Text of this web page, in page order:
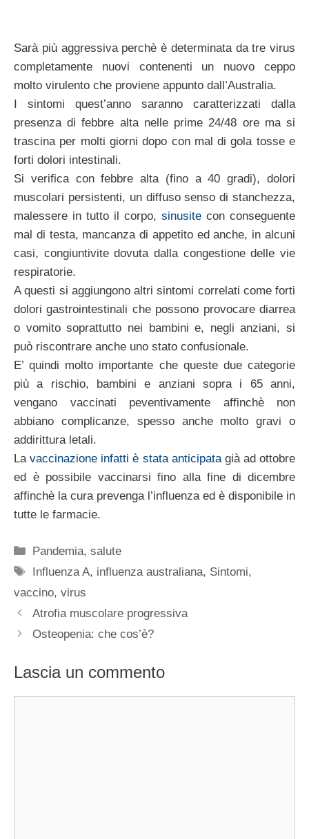
Sarà più aggressiva perchè è determinata da tre virus
completamente nuovi contenenti un nuovo ceppo
molto virulento che proviene appunto dall’Australia.
I sintomi quest’anno saranno caratterizzati dalla
presenza di febbre alta nelle prime 24/48 ore ma si
trascina per molti giorni dopo con mal di gola tosse e
forti dolori intestinali.
Si verifica con febbre alta (fino a 40 gradi), dolori
muscolari persistenti, un diffuso senso di stanchezza,
malessere in tutto il corpo, sinusite con conseguente
mal di testa, mancanza di appetito ed anche, in alcuni
casi, congiuntivite dovuta dalla congestione delle vie
respiratorie.
A questi si aggiungono altri sintomi correlati come forti
dolori gastrointestinali che possono provocare diarrea
o vomito soprattutto nei bambini e, negli anziani, si
può riscontrare anche uno stato confusionale.
E’ quindi molto importante che queste due categorie
più a rischio, bambini e anziani sopra i 65 anni,
vengano vaccinati peventivamente affinchè non
abbiano complicanze, spesso anche molto gravi o
addirittura letali.
Lavaccinazione infatti è stata anticipatagià ad ottobre
ed è possibile vaccinarsi fino alla fine di dicembre
affinchè la cura prevenga l’influenza ed è disponibile in
tutte le farmacie.
Categorie
Pandemia,salute
Tag
Influenza A, influenza australiana, Sintomi,
vaccino, virus
Atrofia muscolare progressiva
Osteopenia: che cos’è?
Lascia un commento